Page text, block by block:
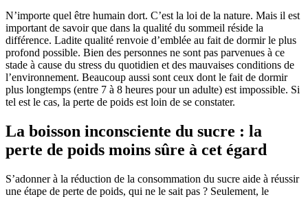
N’importe quel être humain dort. C’est la loi de la nature. Mais il est
important de savoir que dans la qualité du sommeil réside la
différence. Ladite qualité renvoie d’emblée au fait de dormir le plus
profond possible. Bien des personnes ne sont pas parvenues à ce
stade à cause du stress du quotidien et des mauvaises conditions de
l’environnement. Beaucoup aussi sont ceux dont le fait de dormir
plus longtemps (entre 7 à 8 heures pour un adulte) est impossible. Si
tel est le cas, la perte de poids est loin de se constater.
La boisson inconsciente du sucre : la
perte de poids moins sûre à cet égard
S’adonner à la réduction de la consommation du sucre aide à réussir
une étape de perte de poids, qui ne le sait pas ? Seulement, le